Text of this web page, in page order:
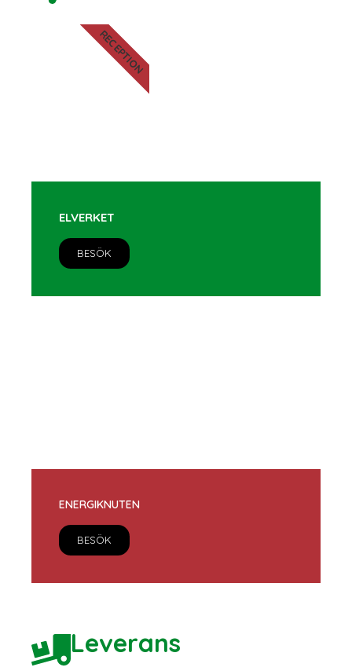
ELVERKET
BESÖK
RECEPTION
ENERGIKNUTEN
BESÖK
Leverans